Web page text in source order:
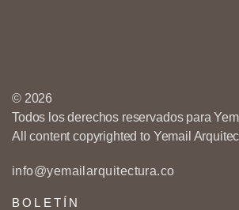
© 2026
Todos los derechos reservados para
All content copyrighted to Yemail
info@yemailarquitectura.co
BOLETÍN